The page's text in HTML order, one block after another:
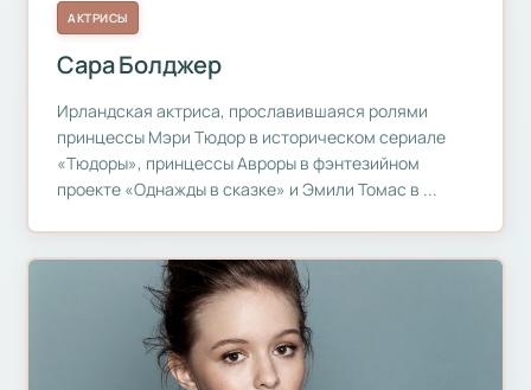
АКТРИСЫ
Сара Болджер
Ирландская актриса, прославившаяся ролями
принцессы Мэри Тюдор в историческом сериале
«Тюдоры», принцессы Авроры в фэнтезийном
проекте «Однажды в сказке» и Эмили Томас в ...